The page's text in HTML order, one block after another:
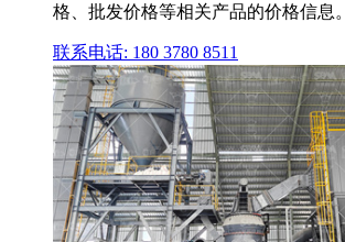
格、批发价格等相关产品的价格信息。
联系电话: 180 3780 8511